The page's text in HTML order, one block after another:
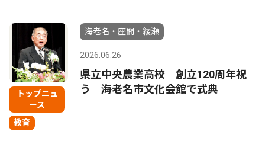
トップニュ
ース
教育
海老名・座間・綾瀬
2026.06.26
県立中央農業高校 創立120周年祝
う 海老名市文化会館で式典